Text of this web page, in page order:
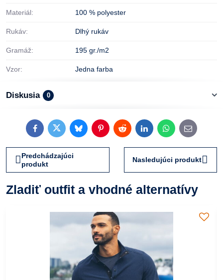
Materiál: 100 % polyester
Rukáv: Dlhý rukáv
Gramáž: 195 gr./m2
Vzor: Jedna farba
Diskusia 0
FacebookTwitterBlueskyPinterestRedditLinkedInWhatsApp
E-
mail
Predchádzajúci
produkt
Nasledujúci produkt
Zladiť outfit a vhodné alternatívy